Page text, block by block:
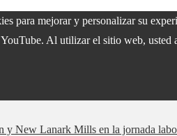
para mejorar y personalizar su
Al utilizar el sitio web, usted
y New Lanark Mills en la jornada